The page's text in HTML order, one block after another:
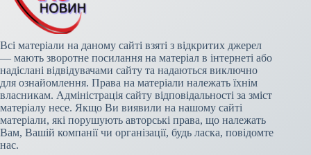
Всі матеріали на даному сайті взяті з відкритих джерел
— мають зворотне посилання на матеріал в інтернеті або
надіслані відвідувачами сайту та надаються виключно
для ознайомлення. Права на матеріали належать їхнім
власникам. Адміністрація сайту відповідальності за зміст
матеріалу несе. Якщо Ви виявили на нашому сайті
матеріали, які порушують авторські права, що належать
Вам, Вашій компанії чи організації, будь ласка, повідомте
нас.